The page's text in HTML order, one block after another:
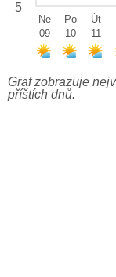
5
Ne
09
Po
10
Út
11
Graf zobrazuje
příštích dnů.